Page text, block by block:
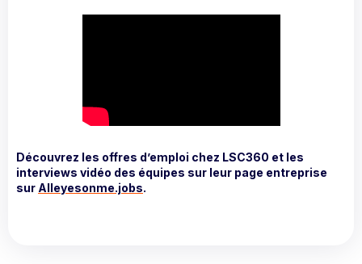
Découvrez les offres d’emploi chez LSC360 et les
interviews vidéo des équipes sur leur page entreprise
sur Alleyesonme.jobs.